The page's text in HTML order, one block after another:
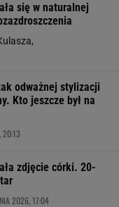
się w naturalnej
odważnej stylizacji
Kto jeszcze był na
20:13
zdjęcie córki. 20-
2026, 17:04